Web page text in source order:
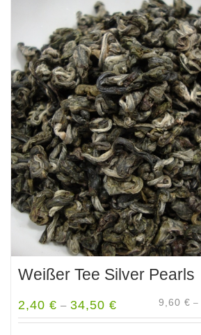
Weißer Tee Silver Pearls
2,40 € – 34,50 € 9,60 € –